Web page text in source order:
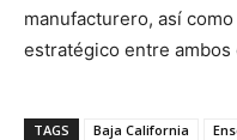
manufacturero, así
estratégico entre ambos
TAGS Baja California